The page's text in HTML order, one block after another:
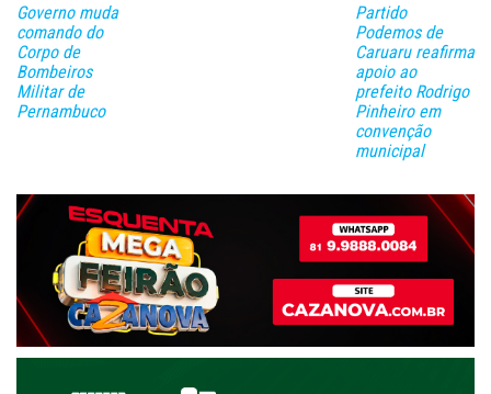
Governo muda
comando do
Corpo de
Bombeiros
Militar de
Pernambuco
Partido
Podemos de
Caruaru reafirma
apoio ao
prefeito Rodrigo
Pinheiro em
convenção
municipal